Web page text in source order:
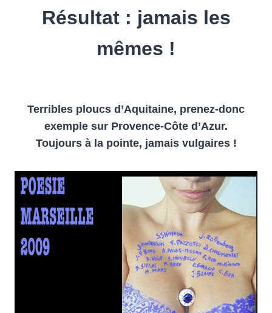
Résultat : jamais les
mêmes !
Terribles ploucs d’Aquitaine, prenez-donc
exemple sur Provence-Côte d’Azur.
Toujours à la pointe, jamais vulgaires !